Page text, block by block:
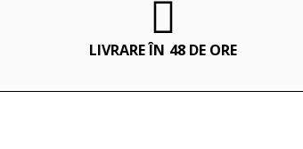
LIVRARE ÎN 48 DE ORE